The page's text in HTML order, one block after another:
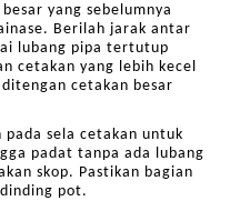
yang sebelumnya
Berilah jarak antar
lubang pipa tertutup
cetakan yang lebih kecel
cetakan besar
pada sela cetakan untuk
padat tanpa ada lubang
skop. Pastikan bagian
pot.